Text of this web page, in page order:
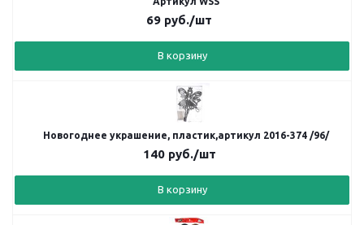
69 руб./шт
В корзину
Новогоднее украшение, пластик,артикул 2016-374 /96/
140руб./шт
В корзину